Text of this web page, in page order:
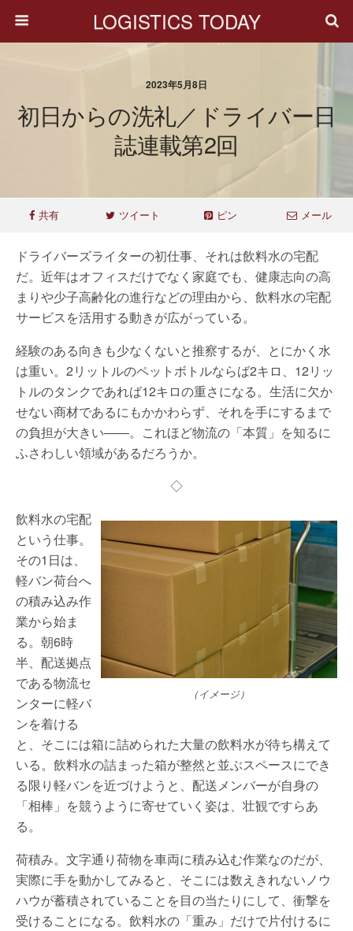
LOGISTICS TODAY
2023年5月8日
初日からの洗礼／ドライバー日
誌連載第2回
共有 ツイート ピン メール
ドライバーズライターの初仕事、それは飲料水の宅配
だ。近年はオフィスだけでなく家庭でも、健康志向の高
まりや少子高齢化の進行などの理由から、飲料水の宅配
サービスを活用する動きが広がっている。
経験のある向きも少なくないと推察するが、とにかく水
は重い。2リットルのペットボトルならば2キロ、12リッ
トルのタンクであれば12キロの重さになる。生活に欠か
せない商材であるにもかかわらず、それを手にするまで
の負担が大きい――。これほど物流の「本質」を知るに
ふさわしい領域があるだろうか。
◇
（イメージ）
飲料水の宅配
という仕事。
その1日は、
軽バン荷台へ
の積み込み作
業から始ま
る。朝6時
半、配送拠点
である物流セ
ンターに軽バ
ンを着ける
と、そこには箱に詰められた大量の飲料水が待ち構えて
いる。飲料水の詰まった箱が整然と並ぶスペースにでき
る限り軽バンを近づけようと、配送メンバーが自身の
「相棒」を競うように寄せていく姿は、壮観ですらあ
る。
荷積み。文字通り荷物を車両に積み込む作業なのだが、
実際に手を動かしてみると、そこには数えきれないノウ
ハウが蓄積されていることを目の当たりにして、衝撃を
受けることになる。飲料水の「重み」だけで片付けるに